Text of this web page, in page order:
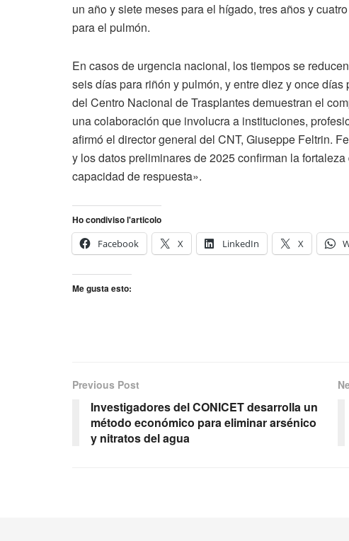
un año y siete meses para el hígado, tres años y
para el pulmón.
En casos de urgencia nacional, los tiempos se
seis días para riñón y pulmón, y entre diez y once
del Centro Nacional de Trasplantes demuestran el
una colaboración que involucra a instituciones,
afirmó el director general del CNT, Giuseppe Feltrin.
y los datos preliminares de 2025 confirman la
capacidad de respuesta».
Ho condiviso l'articolo
Facebook
X LinkedIn X
Me gusta esto:
Previous Post
Investigadores del CONICET desarrolla un
método económico para eliminar arsénico
y nitratos del agua